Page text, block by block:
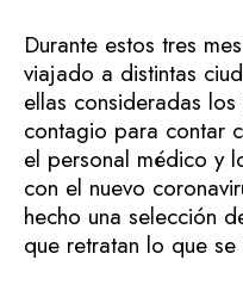
Durante estos tres
viajado a distintas
ellas consideradas
contagio para contar
el personal médico y
con el nuevo
hecho una selección
que retratan lo que